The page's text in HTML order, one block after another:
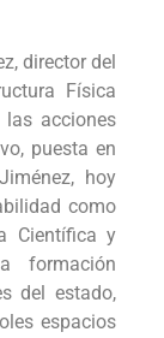
director del
Física
acciones
puesta en
hoy
como
Científica y
formación
del estado,
espacios